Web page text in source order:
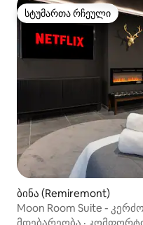
სტუმართა რჩეული
სტუმართა რჩეული
ბინა (Remiremont)
Moon Room Suite -